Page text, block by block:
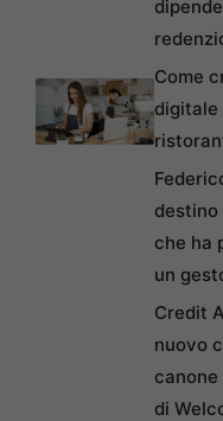
Come
che ha
un
Credit
nuovo
di